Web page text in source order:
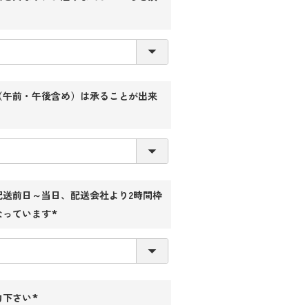
前・午後含め）は承ることが出来
前日～当日、配送会社より2時間枠
ています
さい